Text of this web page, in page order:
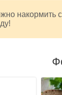
накормить